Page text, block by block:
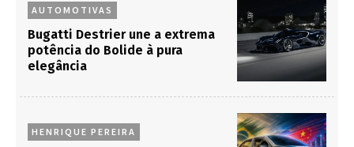
AUTOMOTIVAS
Bugatti Destrier une a extrema
potência do Bolide à pura
elegância
HENRIQUE PEREIRA